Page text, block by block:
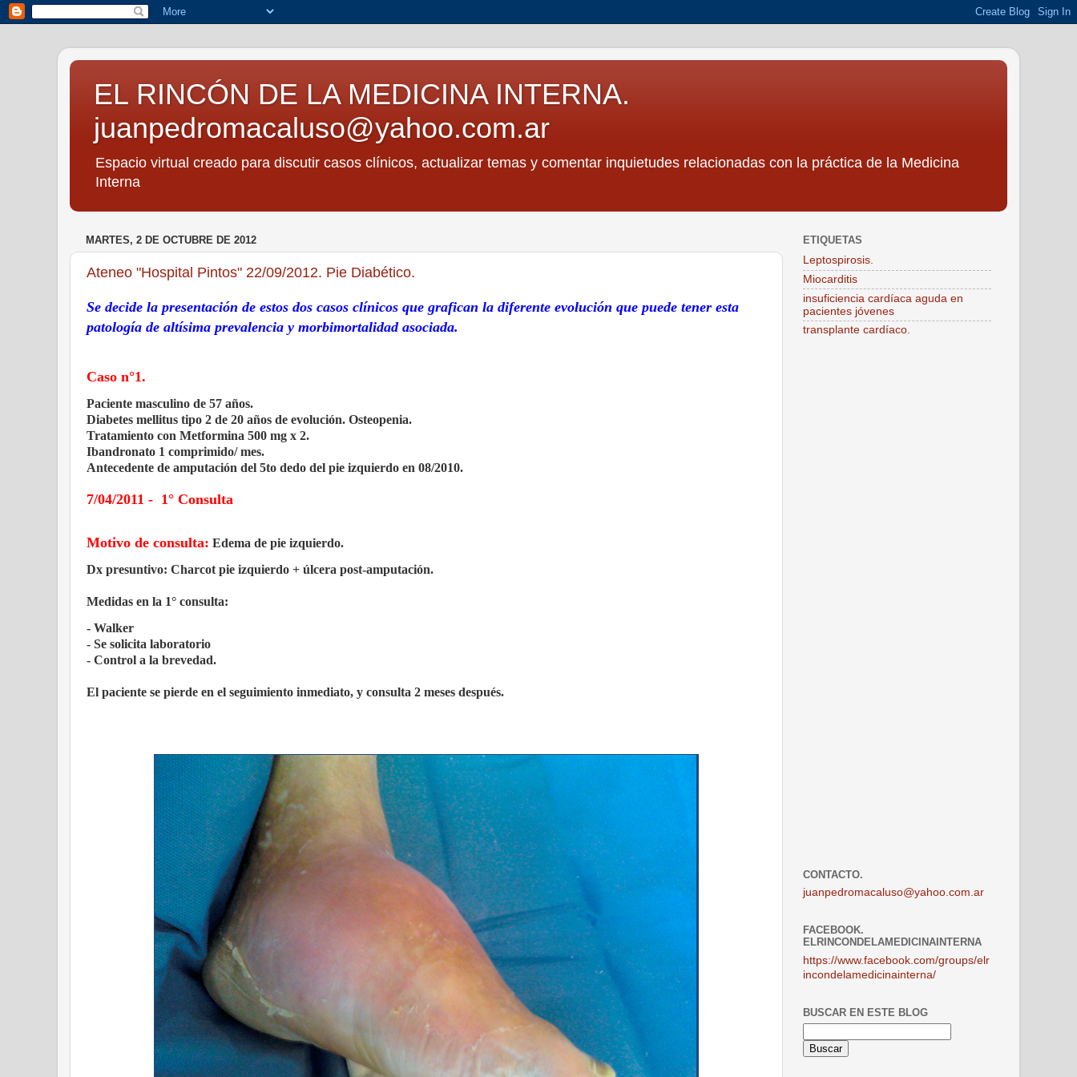
EL RINCÓN DE LA MEDICINA INTERNA.
juanpedromacaluso@yahoo.com.ar
Espacio virtual creado para discutir casos clínicos, actualizar temas y comentar inquietudes relacionadas con la práctica de la Medicina
Interna
MARTES, 2 DE OCTUBRE DE 2012
Ateneo "Hospital Pintos" 22/09/2012. Pie Diabético.
Se decide la presentación de estos dos casos clínicos que grafican la diferente evolución que puede tener esta
patología de altísima prevalencia y morbimortalidad asociada.
Caso n°1.
Paciente masculino de 57 años.
Diabetes mellitus tipo 2 de 20 años de evolución. Osteopenia.
Tratamiento con Metformina 500 mg x 2.
Ibandronato 1 comprimido/ mes.
Antecedente de amputación del 5to dedo del pie izquierdo en 08/2010.
7/04/2011 - 1° Consulta
Motivo de consulta: Edema de pie izquierdo.
Dx presuntivo: Charcot pie izquierdo + úlcera post-amputación.
Medidas en la 1° consulta:
- Walker
- Se solicita laboratorio
- Control a la brevedad.
El paciente se pierde en el seguimiento inmediato, y consulta 2 meses después.
ETIQUETAS
Leptospirosis.
Miocarditis
insuficiencia cardíaca aguda en
pacientes jóvenes
transplante cardíaco.
CONTACTO.
juanpedromacaluso@yahoo.com.ar
FACEBOOK.
ELRINCONDELAMEDICINAINTERNA
https://www.facebook.com/groups/elr
incondelamedicinainterna/
BUSCAR EN ESTE BLOG